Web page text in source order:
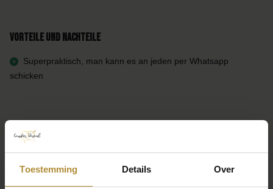
Toestemming Details Over
Vorteile und Nachteile
Superpraktisch, man kann es an jeden per Whatsapp
schicken